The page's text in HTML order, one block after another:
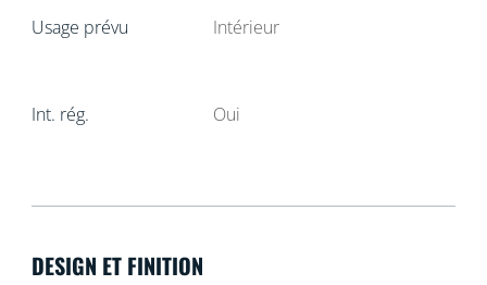
Usage prévu Intérieur
Int. rég. Oui
DESIGN ET FINITION